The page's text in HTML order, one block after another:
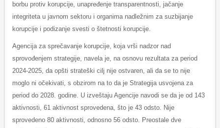
borbu protiv korupcije, unapređenje transparentnosti, jačanje
integriteta u javnom sektoru i organima nadležnim za suzbijanje
korupcije i podizanje svesti o štetnosti korupcije.
Agencija za sprečavanje korupcije, koja vrši nadzor nad
sprovođenjem strategije, navela je, na osnovu rezultata za period
2024-2025, da opšti strateški cilj nije ostvaren, ali da se to nije
moglo ni očekivati, s obzirom na to da je Strategija usvojena za
period do 2028. godine. U izveštaju Agencije navodi se da je od 143
aktivnosti, 61 aktivnost sprovedena, što je 43 odsto. Nije
sprovedeno 80 aktivnosti, odnosno 56 odsto. Preostale dve